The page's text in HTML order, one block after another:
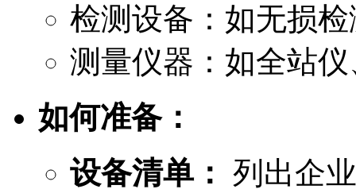
检测设备：如无损
测量仪器：如全站
如何准备：
设备清单： 列出企